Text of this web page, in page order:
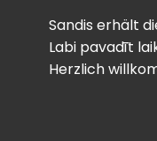
Sandis erhält
Labi pavadīt
Herzlich